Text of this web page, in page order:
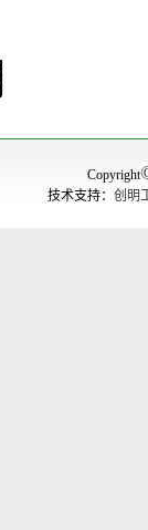
Copyright
技术支持：创明